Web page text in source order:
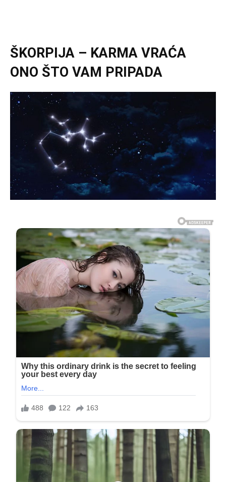
ŠKORPIJA – KARMA VRAĆA
ONO ŠTO VAM PRIPADA